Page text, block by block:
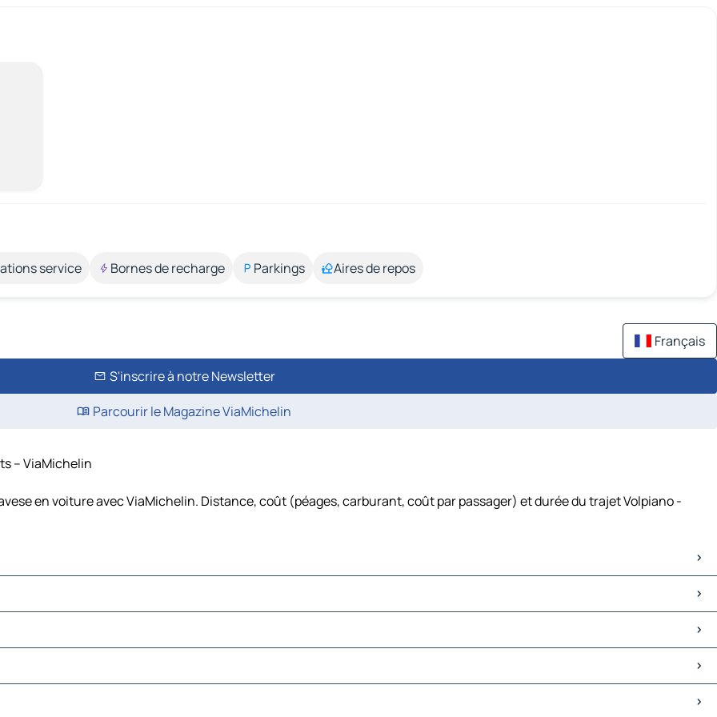
service Bornes de recharge Parkings Aires de repos
Français
S'inscrire à notre Newsletter
Parcourir le Magazine ViaMichelin
– ViaMichelin
en voiture avec ViaMichelin. Distance, coût (péages, carburant, coût par passager) et durée du trajet Volpiano -